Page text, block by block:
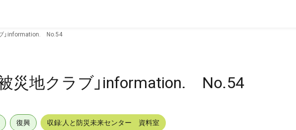
ブ」information. No.54
災地クラブ」information. No.54
復興 収録:人と防災未来センター 資料室